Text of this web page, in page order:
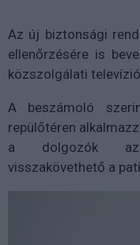
Az új biztonsági
ellenőrzésére is
közszolgálati
A beszámoló
repülőtéren
a dolgozók
visszakövethető a